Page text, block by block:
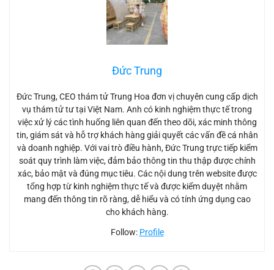
Đức Trung
Đức Trung, CEO thám tử Trung Hoa đơn vị chuyên cung cấp dịch
vụ thám tử tư tại Việt Nam. Anh có kinh nghiệm thực tế trong
việc xử lý các tình huống liên quan đến theo dõi, xác minh thông
tin, giám sát và hỗ trợ khách hàng giải quyết các vấn đề cá nhân
và doanh nghiệp. Với vai trò điều hành, Đức Trung trực tiếp kiểm
soát quy trình làm việc, đảm bảo thông tin thu thập được chính
xác, bảo mật và đúng mục tiêu. Các nội dung trên website được
tổng hợp từ kinh nghiệm thực tế và được kiểm duyệt nhằm
mang đến thông tin rõ ràng, dễ hiểu và có tính ứng dụng cao
cho khách hàng.
Follow: Profile